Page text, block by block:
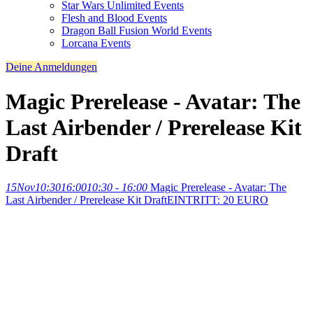
Star Wars Unlimited Events
Flesh and Blood Events
Dragon Ball Fusion World Events
Lorcana Events
Deine Anmeldungen
Magic Prerelease - Avatar: The
Last Airbender / Prerelease Kit
Draft
15Nov10:3016:0010:30 - 16:00 Magic Prerelease - Avatar: The
Last Airbender / Prerelease Kit DraftEINTRITT: 20 EURO